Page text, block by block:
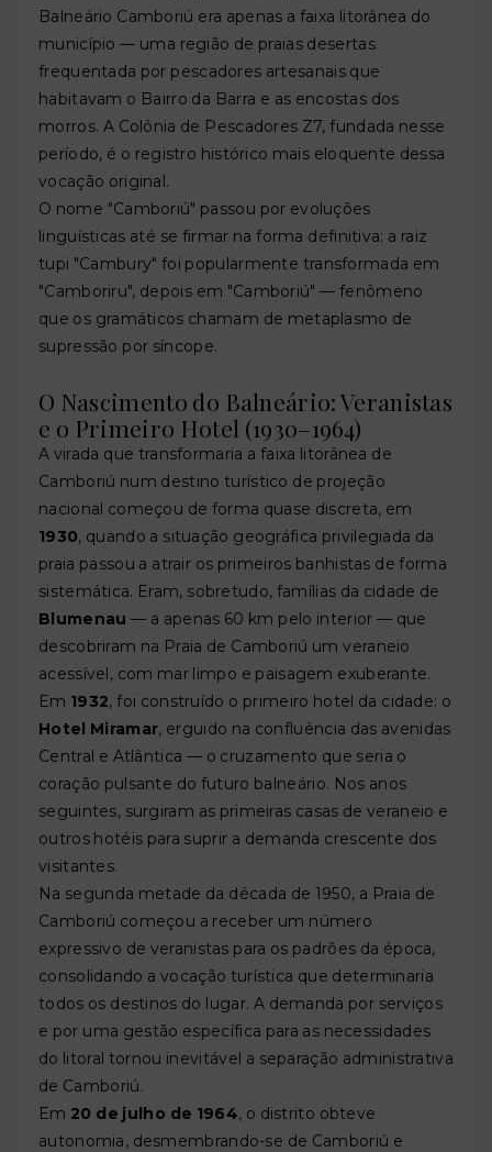
Balneário Camboriú era apenas a faixa litorânea do
município — uma região de praias desertas
frequentada por pescadores artesanais que
habitavam o Bairro da Barra e as encostas dos
morros. A Colônia de Pescadores Z7, fundada nesse
período, é o registro histórico mais eloquente dessa
vocação original.
O nome "Camboriú" passou por evoluções
linguísticas até se firmar na forma definitiva: a raiz
tupi "Cambury" foi popularmente transformada em
"Camboriru", depois em "Camboriú" — fenômeno
que os gramáticos chamam de metaplasmo de
supressão por síncope.
O Nascimento do Balneário: Veranistas
e o Primeiro Hotel (1930–1964)
A virada que transformaria a faixa litorânea de
Camboriú num destino turístico de projeção
nacional começou de forma quase discreta, em
1930, quando a situação geográfica privilegiada da
praia passou a atrair os primeiros banhistas de forma
sistemática. Eram, sobretudo, famílias da cidade de
Blumenau — a apenas 60 km pelo interior — que
descobriram na Praia de Camboriú um veraneio
acessível, com mar limpo e paisagem exuberante.
Em 1932, foi construído o primeiro hotel da cidade: o
Hotel Miramar, erguido na confluência das avenidas
Central e Atlântica — o cruzamento que seria o
coração pulsante do futuro balneário. Nos anos
seguintes, surgiram as primeiras casas de veraneio e
outros hotéis para suprir a demanda crescente dos
visitantes.
Na segunda metade da década de 1950, a Praia de
Camboriú começou a receber um número
expressivo de veranistas para os padrões da época,
consolidando a vocação turística que determinaria
todos os destinos do lugar. A demanda por serviços
e por uma gestão específica para as necessidades
do litoral tornou inevitável a separação administrativa
de Camboriú.
Em 20 de julho de 1964, o distrito obteve
autonomia, desmembrando-se de Camboriú e